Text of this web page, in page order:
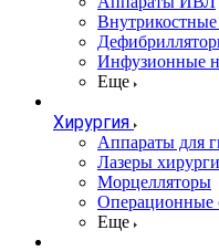
Инфузионные
Еще
Хирургия
Аппараты для
Лазеры
Морцелляторы
Операционные
Еще